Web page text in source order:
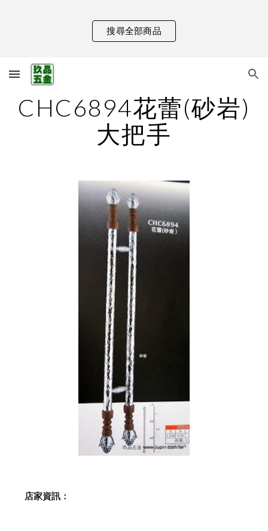
Skip to main content
搜尋全部商品
CHC6894花蕾(砂岩)
大把手
    店家資訊：